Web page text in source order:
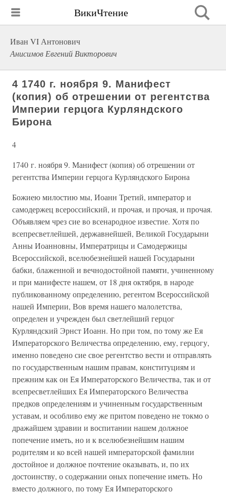
ВикиЧтение
Иван VI Антонович
Анисимов Евгений Викторович
4 1740 г. ноября 9. Манифест
(копия) об отрешении от регентства
Империи герцога Курляндского
Бирона
4
1740 г. ноября 9. Манифест (копия) об отрешении от
регентства Империи герцога Курляндского Бирона
Божиею милостию мы, Иоанн Третий, император и
самодержец всероссийский, и прочая, и прочая, и прочая.
Объявляем чрез сие во всенародное известие. Хотя по
всепресветлейшей, державнейшей, Великой Государыни
Анны Иоанновны, Императрицы и Самодержицы
Всероссийской, вселюбезнейшей нашей Государыни
бабки, блаженной и вечнодостойной памяти, учиненному
и при манифесте нашем, от 18 дня октября, в народе
публикованному определению, регентом Всероссийской
нашей Империи, Вов время нашего малолетства,
определен и учрежден был светлейший герцог
Курляндский Эрнст Иоанн. Но при том, по тому же Ея
Императорского Величества определению, ему, герцогу,
именно поведено сие свое регентство вести и отправлять
по государственным нашим правам, конституциям и
прежним как он Ея Императорского Величества, так и от
всепресветлейших Ея Императорского Величества
предков определениям и учиненным государственным
уставам, и особливо ему же притом поведено не токмо о
дражайшем здравии и воспитании нашем должное
попечение иметь, но и к вселюбезнейшим нашим
родителям и ко всей нашей императорской фамилии
достойное и должное почтение оказывать, и, по их
достоинству, о содержании оных попечение иметь. Но
вместо должного, по тому Ея Императорского